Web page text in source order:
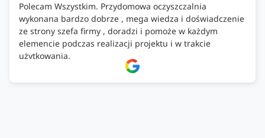
Polecam Wszystkim. Przydomowa oczyszczalnia
wykonana bardzo dobrze , mega wiedza i doświadczenie
ze strony szefa firmy , doradzi i pomoże w każdym
elemencie podczas realizacji projektu i w trakcie
użytkowania.
Firma godna zaufania. Tak trzymać!